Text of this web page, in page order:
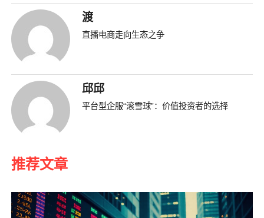
渡
直播电商走向生态之争
邱邱
平台型企服“滚雪球”：价值投资者的选择
推荐文章